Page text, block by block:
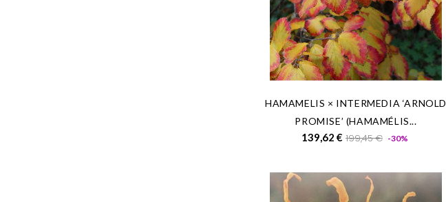
HAMAMELIS × INTERMEDIA ‘ARNOLD
PROMISE’ (HAMAMÉLIS...
139,62 € Prix
199,45 € -30%